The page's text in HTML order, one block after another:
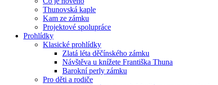
Thunovská kaple
Kam ze zámku
Projektové spolupráce
Prohlídky
Klasické prohlídky
Zlatá léta děčínského zámku
Návštěva u knížete Františka Thuna
Barokní perly zámku
Pro děti a rodiče